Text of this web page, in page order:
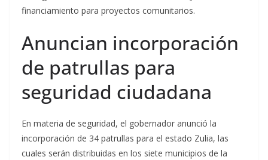
financiamiento para proyectos comunitarios.
Anuncian incorporación
de patrullas para
seguridad ciudadana
En materia de seguridad, el gobernador anunció la
incorporación de 34 patrullas para el estado Zulia, las
cuales serán distribuidas en los siete municipios de la